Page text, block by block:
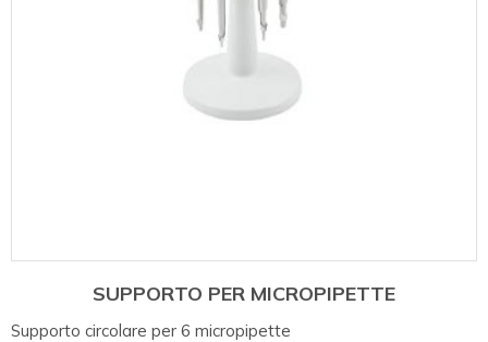
SUPPORTO PER MICROPIPETTE
Supporto circolare per 6 micropipette